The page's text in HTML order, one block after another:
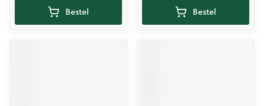
Bestel Bestel